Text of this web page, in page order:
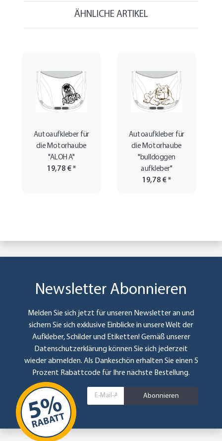
ÄHNLICHE ARTIKEL
Autoaufkleber für
die Motorhaube
"ALOHA"
19,78 €*
Autoaufkleber für
die Motorhaube
"bulldoggen
aufkleber"
19,78 €*
Newsletter Abonnieren
Melden Sie sich jetzt für unseren Newsletter an und
sichern Sie sich exklusive Einblicke in unsere Welt der
Aufkleber, Schilder und Etiketten! Gemäß unserer
Datenschutzerklärung können Sie sich jederzeit
wieder abmelden. Als Dankeschön erhalten Sie einen 5
Prozent Rabattcode für Ihre nächste Bestellung.
Abonnieren